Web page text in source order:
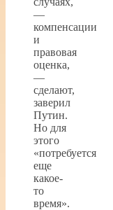
—
компенсации
и
правовая
оценка,
—
сделают,
заверил
Путин.
Но для
этого
«потребуется
еще
какое-
то
время».